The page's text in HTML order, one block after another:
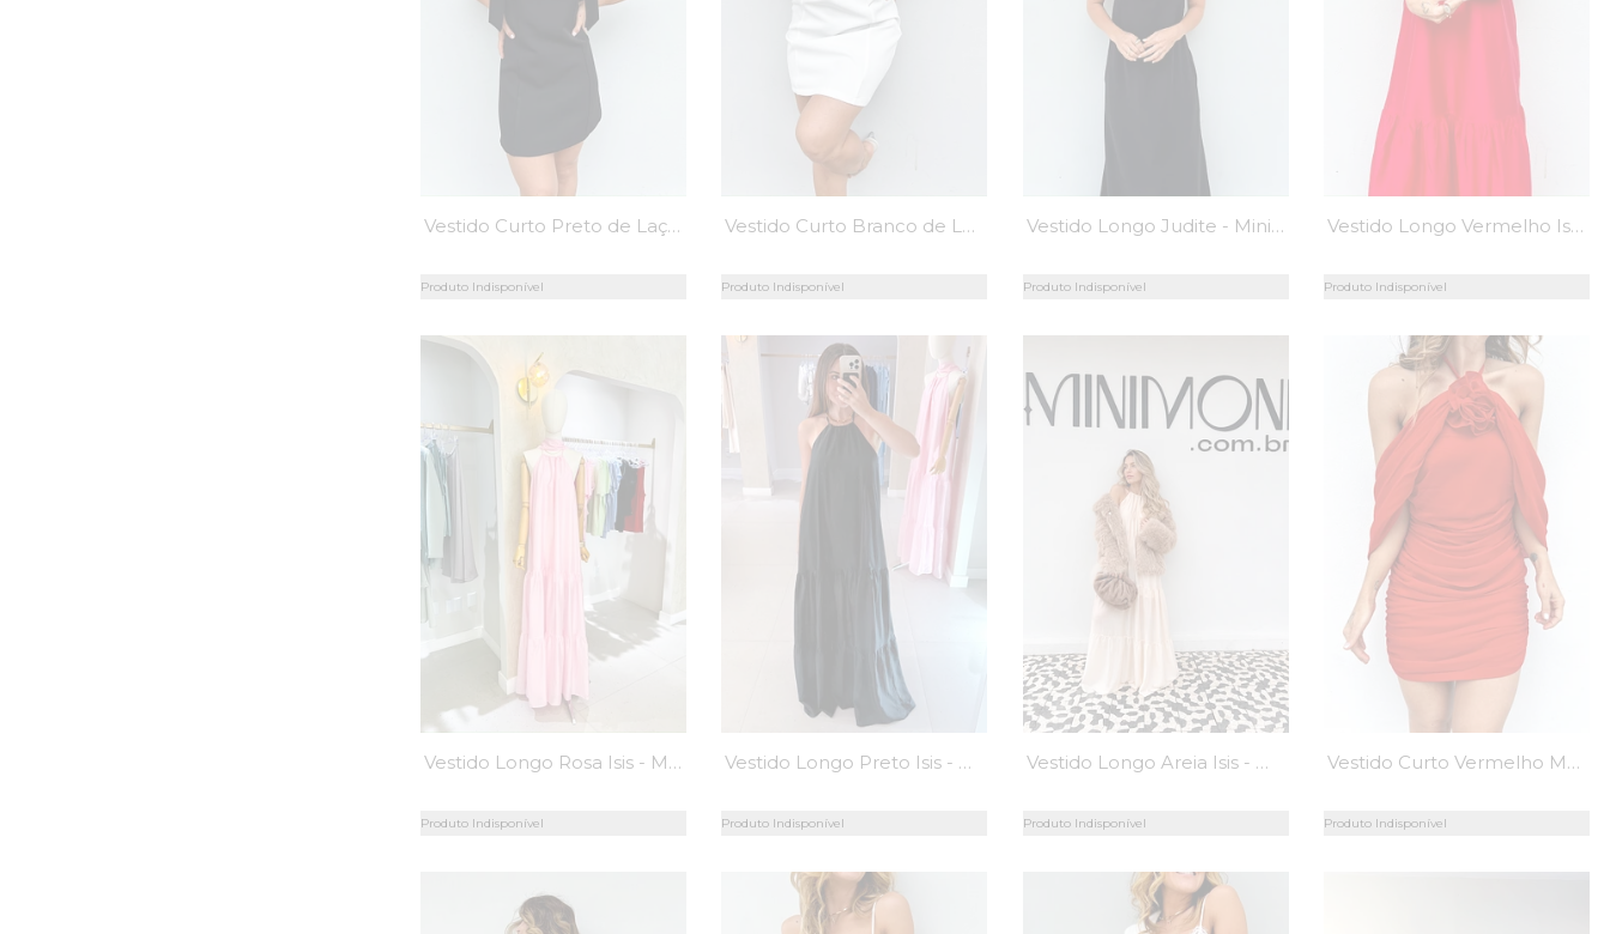
Vestido Curto Preto de Laço - MiniMoni
Produto Indisponível
Vestido Curto Branco de Laço - MiniMoni
Produto Indisponível
Vestido Longo Judite - MiniMoni
Produto Indisponível
Vestido Longo Vermelho Isis - MiniMoni
Produto Indisponível
Vestido Longo Rosa Isis - MiniMoni
Produto Indisponível
Vestido Longo Preto Isis - MiniMoni
Produto Indisponível
Vestido Longo Areia Isis - MiniMoni
Produto Indisponível
Vestido Curto Vermelho Moulin Rouge - MiniMoni
Produto Indisponível